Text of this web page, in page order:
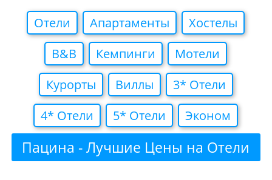
Отели Апартаменты
Хостелы
B&B
Кемпинги
Мотели
Курорты
Виллы
3* Отели
4* Отели
5* Отели Эконом
Пацина - Лучшие Цены на Отели